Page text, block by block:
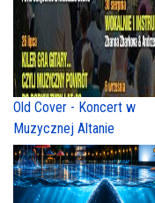
Old Cover - Koncert w
Muzycznej Altanie